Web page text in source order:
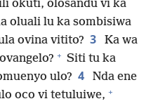
okuti, olosandu vi ka
oluali lu ka sombisiwa
ovina vitito? 3
Ka wa
+ Siti tu ka
ulo? 4
Nda ene
oco vi tetuluiwe, +